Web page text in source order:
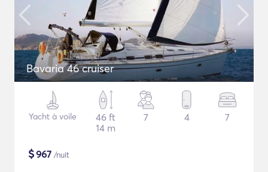
Bavaria 46 cruiser
Yacht à voile
46 ft
14 m
7 4 7
$967 /nuit